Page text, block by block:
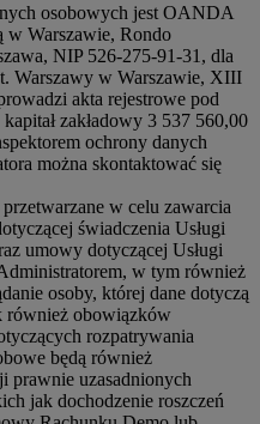
osobowych jest OANDA
w Warszawie, Rondo
NIP 526-275-91-31, dla
Warszawy w Warszawie, XIII
akta rejestrowe pod
zakładowy 3 537 560,00
ochrony danych
można skontaktować się
w celu zawarcia
świadczenia Usługi
umowy dotyczącej Usługi
w tym również
osoby, której dane dotyczą
również obowiązków
rozpatrywania
będą również
prawnie uzasadnionych
jak dochodzenie roszczeń